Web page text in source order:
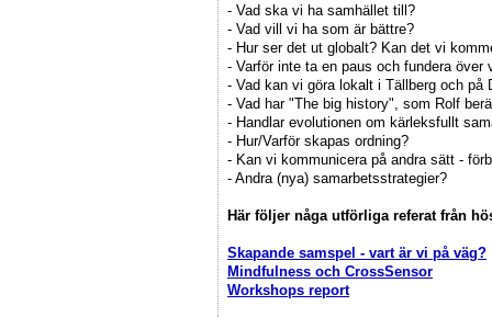
- Vad ska vi ha samhället till?
- Vad vill vi ha som är bättre?
- Hur ser det ut globalt? Kan det vi
- Varför inte ta en paus och fundera över
- Vad kan vi göra lokalt i Tällberg och på
- Vad har "The big history", som Rolf
- Handlar evolutionen om kärleksfullt
- Hur/Varför skapas ordning?
- Kan vi kommunicera på andra sätt -
- Andra (nya) samarbetsstrategier?
Här följer någa utförliga referat från
Skapande samspel - vart är vi på väg?
Mindfulness och CrossSensor
Workshops report